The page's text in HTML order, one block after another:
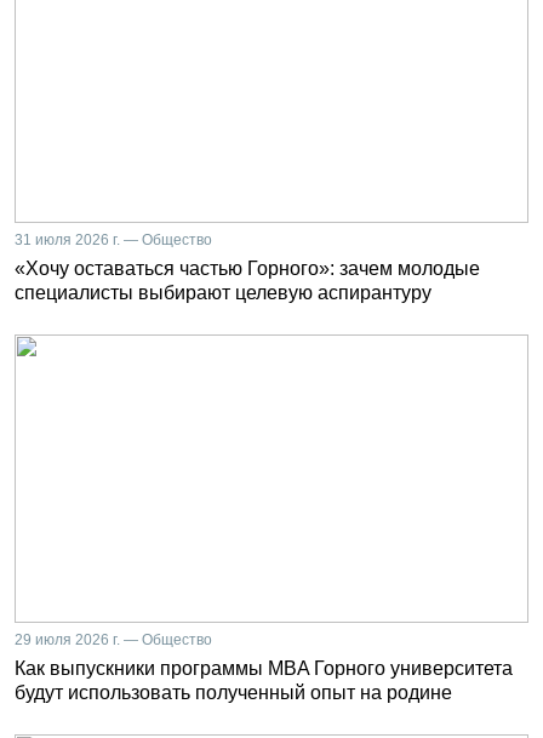
31 июля 2026 г. — Общество
«Хочу оставаться частью Горного»: зачем молодые
специалисты выбирают целевую аспирантуру
29 июля 2026 г. — Общество
Как выпускники программы MBA Горного университета
будут использовать полученный опыт на родине